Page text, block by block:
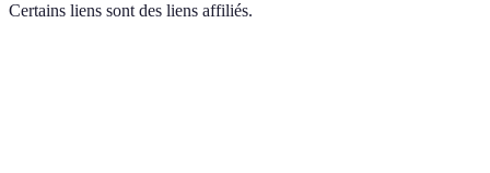
Certains liens sont des liens affiliés.